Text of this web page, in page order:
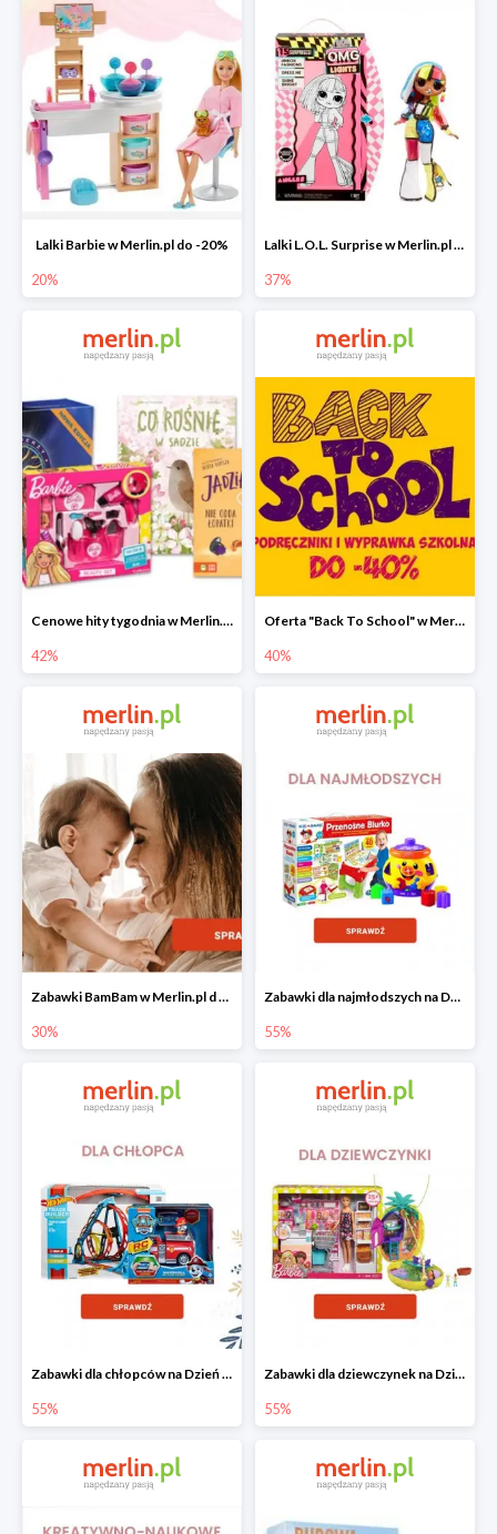
Lalki Barbie w Merlin.pl do -20%
20%
Lalki L.O.L. Surprise w Merlin.pl do -37%
37%
Cenowe hity tygodnia w Merlin.pl do -42%
42%
Oferta "Back To School" w Merlin.pl do -40%
40%
Zabawki BamBam w Merlin.pl d -30%
30%
Zabawki dla najmłodszych na Dzień Dziecka w Merlin.pl do -55%
55%
Zabawki dla chłopców na Dzień Dziecka w Merlin.pl do -55%
55%
Zabawki dla dziewczynek na Dzień Dziecka w Merlin.pl do -55%
55%